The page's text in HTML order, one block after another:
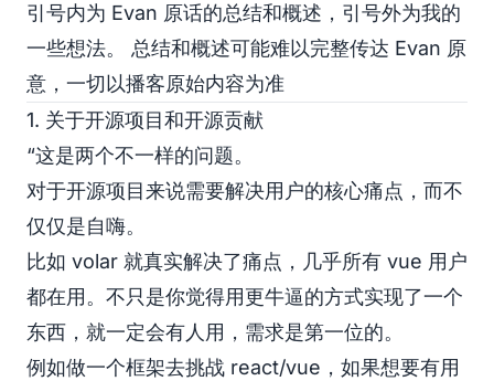
引号内为 Evan 原话的总结和概述，引号外为我的
一些想法。 总结和概述可能难以完整传达 Evan 原
意，一切以播客原始内容为准
1. 关于开源项目和开源贡献
“这是两个不一样的问题。
对于开源项目来说需要解决用户的核心痛点，而不
仅仅是自嗨。
比如 volar 就真实解决了痛点，几乎所有 vue 用户
都在用。不只是你觉得用更牛逼的方式实现了一个
东西，就一定会有人用，需求是第一位的。
例如做一个框架去挑战 react/vue，如果想要有用